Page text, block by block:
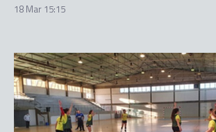
18 Mar 15:15